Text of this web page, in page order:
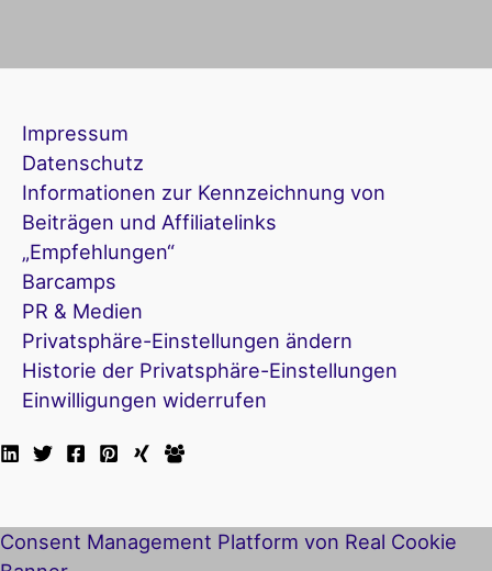
Impressum
Datenschutz
Informationen zur Kennzeichnung von
Beiträgen und Affiliatelinks
„Empfehlungen“
Barcamps
PR & Medien
Privatsphäre-Einstellungen ändern
Historie der Privatsphäre-Einstellungen
Einwilligungen widerrufen
Consent Management Platform von Real Cookie